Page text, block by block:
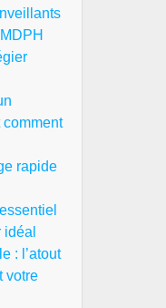
rapide
: l’atout
votre